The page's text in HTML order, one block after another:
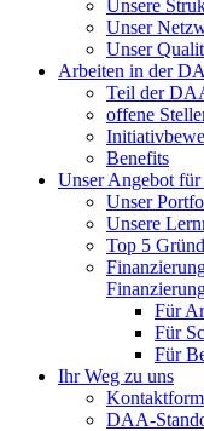
Unsere
Unser
Unser
Arbeiten in der
Teil der
offene
Benefits
Unser Angebot für
Unser
Unsere
Top 5
Für
Für
Für
Ihr Weg zu uns
DAA-